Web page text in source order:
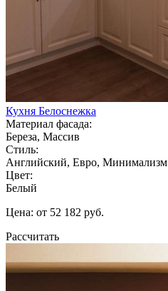
Кухня Белоснежка
Материал фасада:
Береза, Массив
Стиль:
Английский, Евро, Минимализм
Цвет:
Белый
Цена: от 52 182 руб.
Рассчитать